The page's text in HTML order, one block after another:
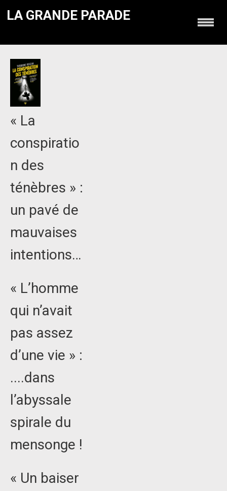
LA GRANDE PARADE
« La
conspiratio
n des
ténèbres » :
un pavé de
mauvaises
intentions…
« L’homme
qui n’avait
pas assez
d’une vie » :
....dans
l’abyssale
spirale du
mensonge !
« Un baiser